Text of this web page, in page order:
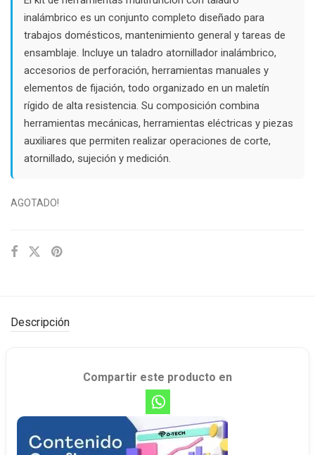
inalámbrico es un conjunto completo diseñado para
trabajos domésticos, mantenimiento general y tareas de
ensamblaje. Incluye un taladro atornillador inalámbrico,
accesorios de perforación, herramientas manuales y
elementos de fijación, todo organizado en un maletín
rígido de alta resistencia. Su composición combina
herramientas mecánicas, herramientas eléctricas y piezas
auxiliares que permiten realizar operaciones de corte,
atornillado, sujeción y medición.
AGOTADO!
Descripción
Compartir este producto en